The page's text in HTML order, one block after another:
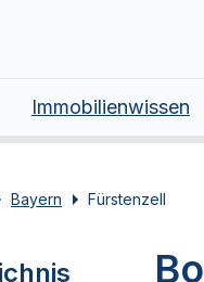
Immobilienwissen
Bayern Fürstenzell